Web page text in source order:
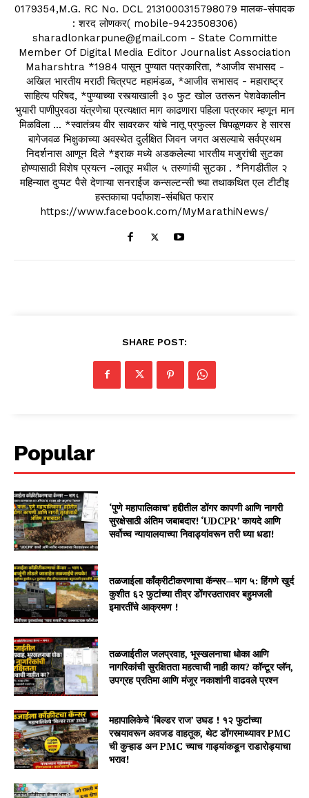
0179354,M.G. RC No. DCL 2131000315798079 मालक-संपादक
: शरद लोणकर( mobile-9423508306)
sharadlonkarpune@gmail.com - State Committe
Member Of Digital Media Editor Journalist Association
Maharshtra *1984 पासून पुण्यात पत्रकारिता, *आजीव सभासद -
अखिल भारतीय मराठी चित्रपट महामंडळ, *आजीव सभासद - महाराष्ट्र
साहित्य परिषद, *पुण्याच्या रस्त्याखाली ३० फुट खोल उतरून पेशवेकालीन
भुयारी पाणीपुरवठा यंत्रणेचा प्रत्यक्षात माग काढणारा पहिला पत्रकार म्हणून मान
मिळविला ... *स्वातंत्र्य वीर सावरकर यांचे नातू प्रफुल्ल चिपळूणकर हे सारस
बागेजवळ भिक्षुकाच्या अवस्थेत दुर्लक्षित जिवन जगत असल्याचे सर्वप्रथम
निदर्शनास आणून दिले *इराक मध्ये अडकलेल्या भारतीय मजुरांची सुटका
होण्यासाठी विशेष प्रयत्न -लातूर मधील ५ तरुणांची सुटका . *निगडीतील २
महिन्यात दुप्पट पैसे देणाऱ्या सनराईज कन्सल्टन्सी च्या तथाकथित एल टीटीइ
हस्तकाचा पर्दाफाश-संबधित फरार
https://www.facebook.com/MyMarathiNews/
SHARE POST:
Popular
‘पुणे महापालिकाच’ हद्दीतील डोंगर कापणी आणि नागरी
सुरक्षेसाठी अंतिम जबाबदार! ‘UDCPR’ कायदे आणि
सर्वोच्च न्यायालयाच्या निवाड्यांवरून तरी घ्या धडा!
तळजाईला काँक्रीटीकरणाचा कॅन्सर—भाग ५: हिंगणे खुर्द
कुशीत ६२ फुटांच्या तीव्र डोंगरउतारावर बहुमजली
इमारतींचे आक्रमण !
तळजाईतील जलप्रवाह, भूस्खलनाचा धोका आणि
नागरिकांची सुरक्षितता महत्वाची नाही काय? कॉन्टूर प्लॅन,
उपग्रह प्रतिमा आणि मंजूर नकाशांनी वाढवले प्रश्न
महापालिकेचे ‘बिल्डर राज’ उघड ! १२ फुटांच्या
रस्त्यावरून अवजड वाहतूक, थेट डोंगरमाथ्यावर PMC
ची कुऱ्हाड अन PMC च्याच गाड्यांकडून राडारोड्याचा
भराव!